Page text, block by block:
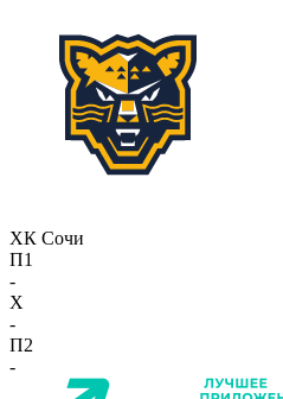
ХК Сочи
П1
-
X
-
П2
-